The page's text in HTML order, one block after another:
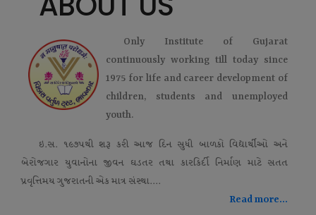
Only Institute of Gujarat
continuously working till today since
1975 for life and career development of
children, students and unemployed
youth.
ઇ.સ. ૧૯૭૫થી શરૂ કરી આજ દિન સુધી બાળકો વિદ્યાર્થીઓ અને
બેરોજગાર યુવાનોના જીવન ઘડતર તથા કારકિર્દી નિર્માણ માટે સતત
પ્રવૃત્તિમય ગુજરાતની એક માત્ર સંસ્થા....
Read more...